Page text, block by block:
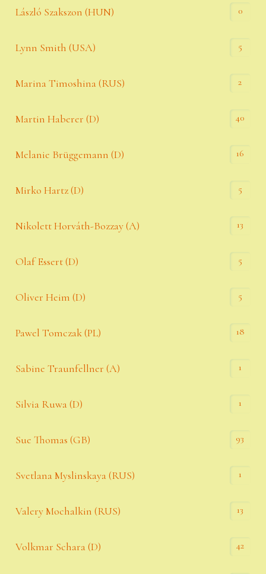
László Szakszon (HUN) 0
Lynn Smith (USA) 5
Marina Timoshina (RUS) 2
Martin Haberer (D) 40
Melanie Brüggemann (D) 16
Mirko Hartz (D) 5
Nikolett Horváth-Bozzay (A) 13
Olaf Essert (D) 5
Oliver Heim (D) 5
Pawel Tomczak (PL) 18
Sabine Traunfellner (A) 1
Silvia Ruwa (D) 1
Sue Thomas (GB) 93
Svetlana Myslinskaya (RUS) 1
Valery Mochalkin (RUS) 13
Volkmar Schara (D) 42